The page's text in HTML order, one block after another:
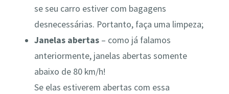
se seu carro estiver com bagagens
desnecessárias. Portanto, faça uma limpeza;
Janelas abertas – como já falamos
anteriormente, janelas abertas somente
abaixo de 80 km/h!
Se elas estiverem abertas com essa